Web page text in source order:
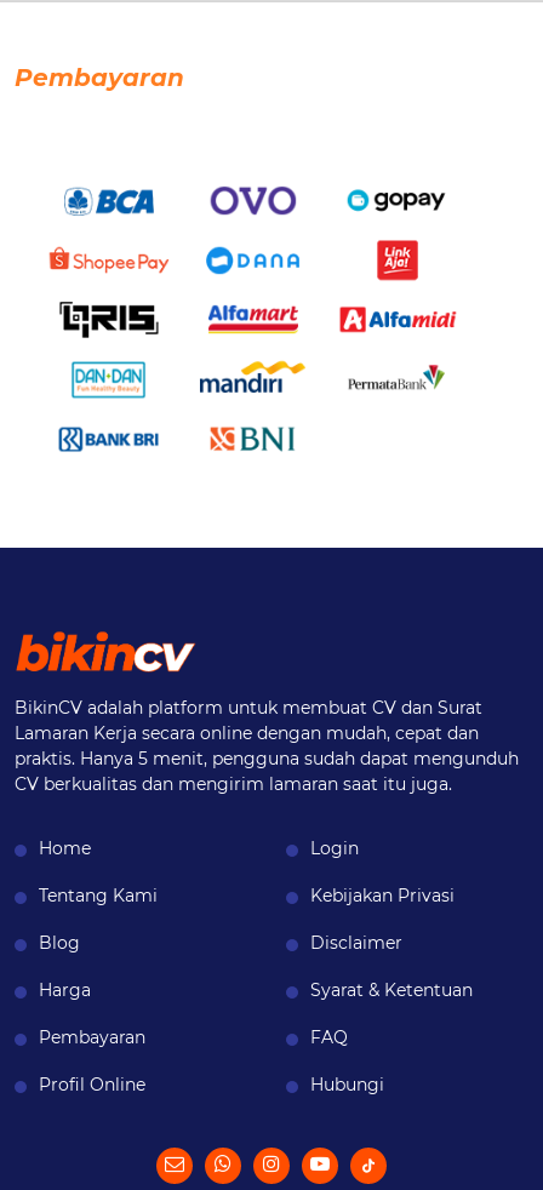
Pembayaran
BikinCV adalah platform untuk membuat CV dan Surat
Lamaran Kerja secara online dengan mudah, cepat dan
praktis. Hanya 5 menit, pengguna sudah dapat mengunduh
CV berkualitas dan mengirim lamaran saat itu juga.
Home
Tentang Kami
Blog
Harga
Pembayaran
Profil Online
Login
Kebijakan Privasi
Disclaimer
Syarat & Ketentuan
FAQ
Hubungi